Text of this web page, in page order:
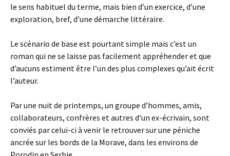
le sens habituel du terme, mais bien d’un exercice, d’une
exploration, bref, d’une démarche littéraire.
Le scénario de base est pourtant simple mais c’est un
roman qui ne se laisse pas facilement appréhender et que
d’aucuns estiment être l’un des plus complexes qu’ait écrit
l’auteur.
Par une nuit de printemps, un groupe d’hommes, amis,
collaborateurs, confrères et autres d’un ex-écrivain, sont
conviés par celui-ci à venir le retrouver sur une péniche
ancrée sur les bords de la Morave, dans les environs de